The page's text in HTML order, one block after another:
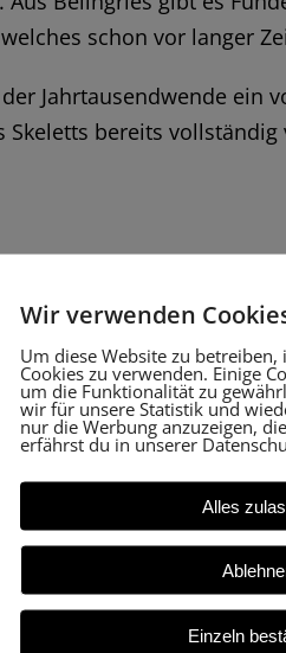
schon vor langer
Jahrtausendwende
bereits vollständig
Wir verwenden
Um diese Website zu
Cookies zu verwenden. Einige
um die Funktionalität zu
wir für unsere Statistik und
nur die Werbung anzuzeigen,
erfährst du in unserer
Alles
Einzeln